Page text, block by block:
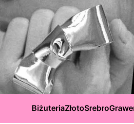
BiżuteriaZłotoSrebro